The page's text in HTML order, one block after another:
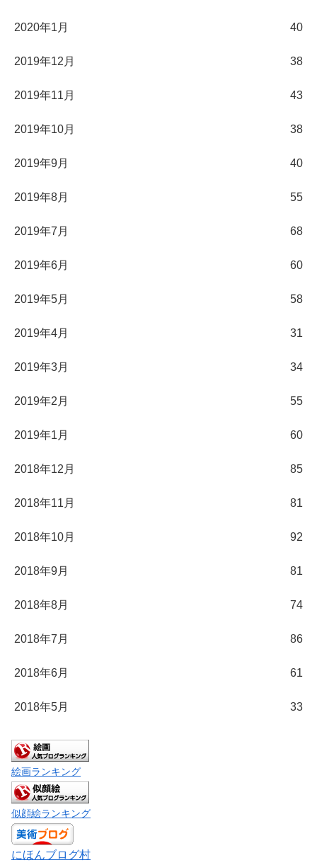
2020年1月 40
2019年12月 38
2019年11月 43
2019年10月 38
2019年9月 40
2019年8月 55
2019年7月 68
2019年6月 60
2019年5月 58
2019年4月 31
2019年3月 34
2019年2月 55
2019年1月 60
2018年12月 85
2018年11月 81
2018年10月 92
2018年9月 81
2018年8月 74
2018年7月 86
2018年6月 61
2018年5月 33
絵画ランキング
似顔絵ランキング
にほんブログ村